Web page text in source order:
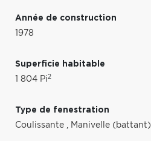
Année de construction
1978
Superficie habitable
1 804 Pi2
Type de fenestration
Coulissante , Manivelle (battant)